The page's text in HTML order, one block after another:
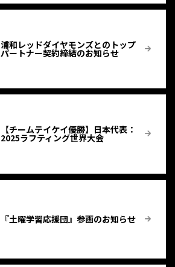
浦和レッドダイヤモンズとのトップ
パートナー契約締結のお知らせ
【チームテイケイ優勝】⽇本代表：
2025ラフティング世界大会
『土曜学習応援団』参画のお知らせ